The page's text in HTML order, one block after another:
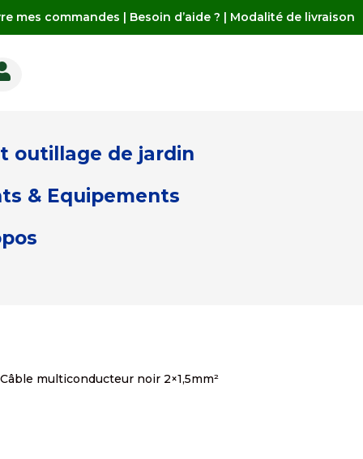
mes commandes | Besoin d’aide ? | Modalité de livraison
outillage de jardin
& Equipements
multiconducteur noir 2×1,5mm²